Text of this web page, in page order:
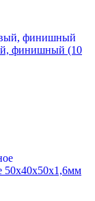
финишный (10
50х40х50х1,6мм